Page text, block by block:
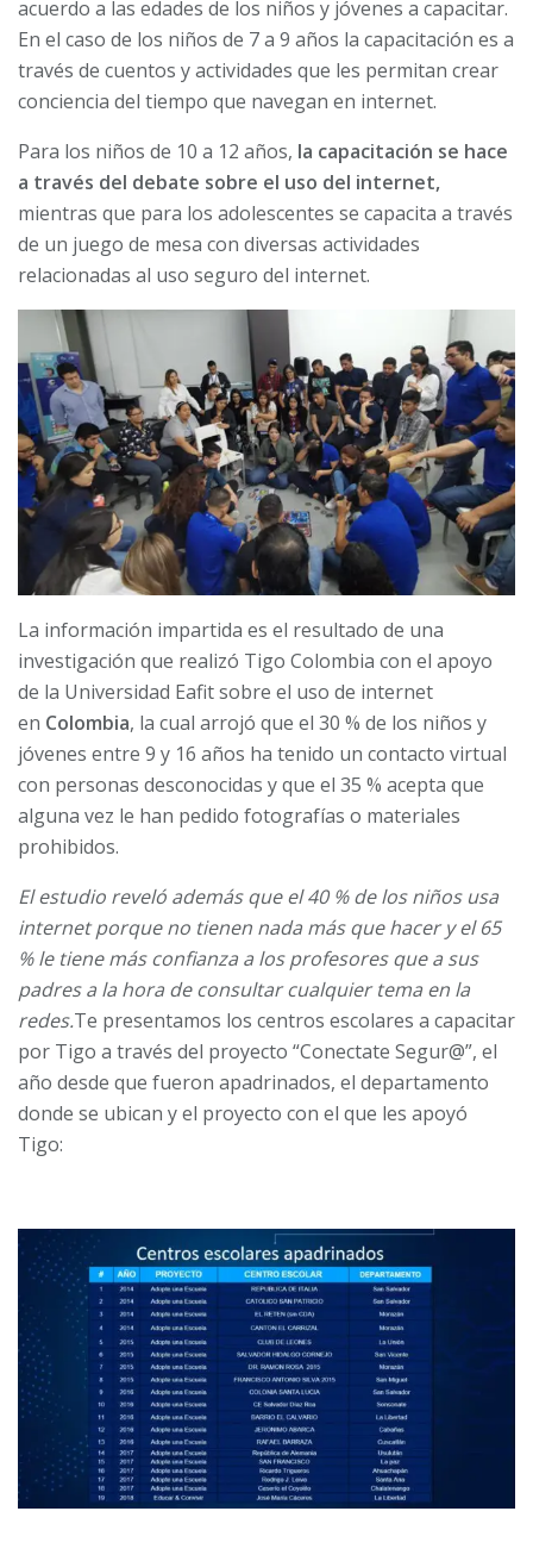
acuerdo a las edades de los niños y jóvenes a capacitar.
En el caso de los niños de 7 a 9 años la capacitación es a
través de cuentos y actividades que les permitan crear
conciencia del tiempo que navegan en internet.
Para los niños de 10 a 12 años, la capacitación se hace
a través del debate sobre el uso del internet,
mientras que para los adolescentes se capacita a través
de un juego de mesa con diversas actividades
relacionadas al uso seguro del internet.
La información impartida es el resultado de una
investigación que realizó Tigo Colombia con el apoyo
de la Universidad Eafit sobre el uso de internet
en Colombia, la cual arrojó que el 30 % de los niños y
jóvenes entre 9 y 16 años ha tenido un contacto virtual
con personas desconocidas y que el 35 % acepta que
alguna vez le han pedido fotografías o materiales
prohibidos.
El estudio reveló además que el 40 % de los niños usa
internet porque no tienen nada más que hacer y el 65
% le tiene más confianza a los profesores que a sus
padres a la hora de consultar cualquier tema en la
redes.Te presentamos los centros escolares a capacitar
por Tigo a través del proyecto “Conectate Segur@”, el
año desde que fueron apadrinados, el departamento
donde se ubican y el proyecto con el que les apoyó
Tigo: